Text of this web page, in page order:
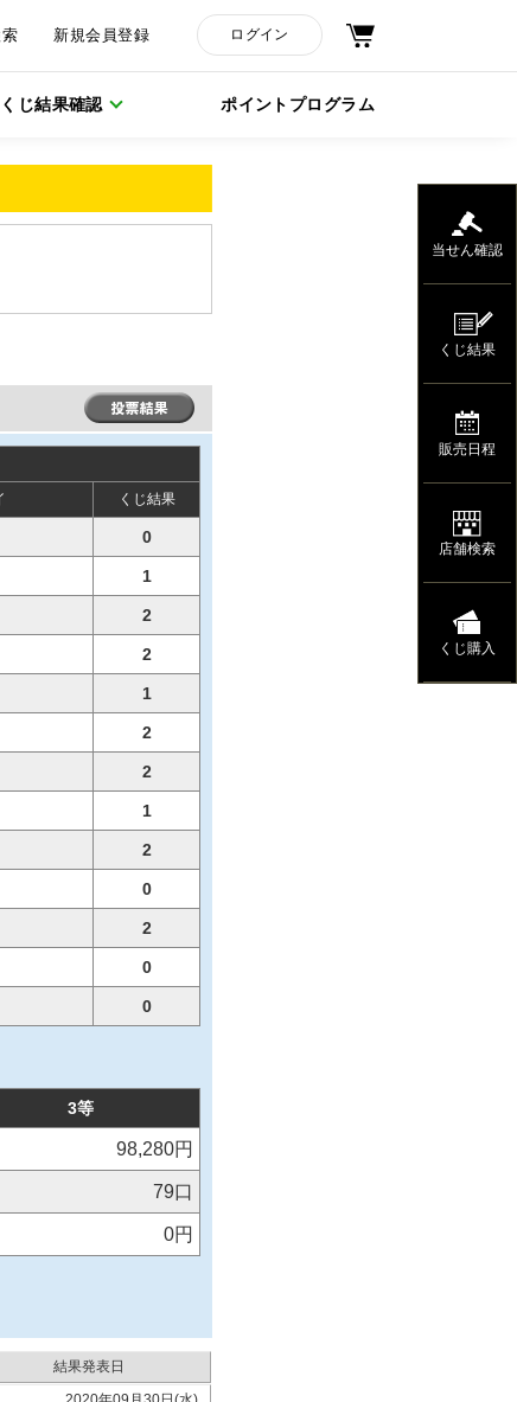
新規会員登録 ログイン
くじ結果確認 ポイントプログラム
当せん確認
くじ結果
販売日程
店舗検索
くじ購入
くじ結果
0
1
2
2
1
2
2
1
2
0
2
0
0
3等
98,280円
79口
0円
結果発表日